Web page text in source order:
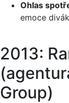
Ohlas
emoce
2013:
Group)